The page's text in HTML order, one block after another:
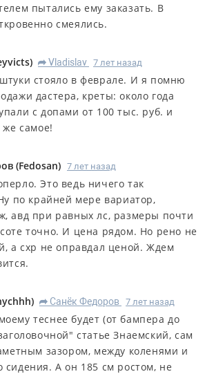
пытались ему заказать. В
смеялись.
) R Vladislav 7 лет назад
стояло в феврале. И я помню
дастера, креты: около года
с допами от 100 тыс. руб. и
же самое!
(Fedosan) 7 лет назад
Это ведь ничего так
по крайней мере вариатор,
авд при равных лс, размеры почти
точно. И цена рядом. Но рено не
а схр не оправдал ценой. Ждем
) R Санёк Федоров 7 лет назад
теснее будет (от бампера до
статье Знаемский, сам
зазором, между коленями и
сидения. А он 185 см ростом, не